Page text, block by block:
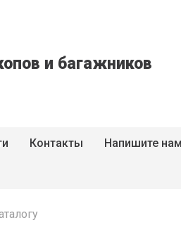
и багажников
Контакты Напишите нам